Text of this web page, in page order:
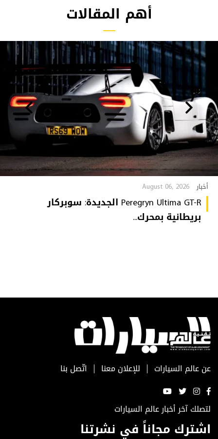
أهم المقالات
أخبار August 06, 2026
Peregryn Ultima GT-R الجديدة: سوبركار
بريطانية بمحرك...
عن عالم السيارات للإعلان معنا اتّصل بنا
لتصلك آخر أخبار عالم السيارات
اشترك مجاناً في نشرتنا